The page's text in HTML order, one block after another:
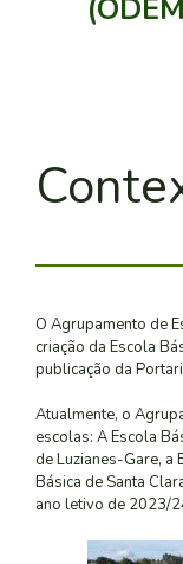
O Agrupamento de
criação da Escola
publicação da
Atualmente, o
escolas: A Escola
de Luzianes-Gare, a
Básica de Santa
ano letivo de 2023/